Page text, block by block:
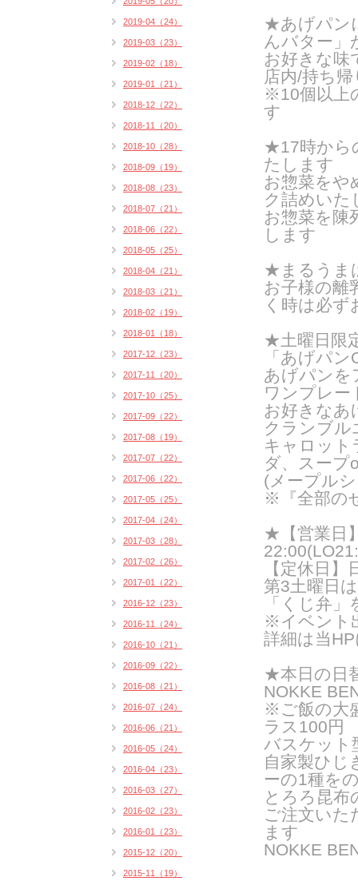
★あげパン
んバター」
お好きな味
店内/持ち
※10個以上
す
★17時から
たします
お惣菜をや
ク詰めいた
お惣菜を陳
します
★まるうま
お子様の離
く時は必ず
★土曜日限
「あげパ
あげパンを
ワンプレー
お好きなあ
クランブル
キャロット
ダ、スープ
(メープル
※『全部の
★【営業日
【定休日
第3土曜日
「くじ弁
※イベント
詳細は当
★本日の日
NOKKE
※ご飯の大
ラス100円
バスケット
自家製ひじ
ーの1種を
とろろ昆布
ご注文いた
ま す
NOKKE
2019-04（24）
2019-03（23）
2019-02（18）
2019-01（21）
2018-12（22）
2018-11（20）
2018-10（28）
2018-09（19）
2018-08（23）
2018-07（21）
2018-06（22）
2018-05（25）
2018-04（21）
2018-03（21）
2018-02（19）
2018-01（18）
2017-12（23）
2017-11（20）
2017-10（25）
2017-09（22）
2017-08（19）
2017-07（22）
2017-06（22）
2017-05（25）
2017-04（24）
2017-03（28）
2017-02（26）
2017-01（22）
2016-12（23）
2016-11（24）
2016-10（21）
2016-09（22）
2016-08（21）
2016-07（24）
2016-06（21）
2016-05（24）
2016-04（23）
2016-03（27）
2016-02（23）
2016-01（23）
2015-12（20）
2015-11（19）